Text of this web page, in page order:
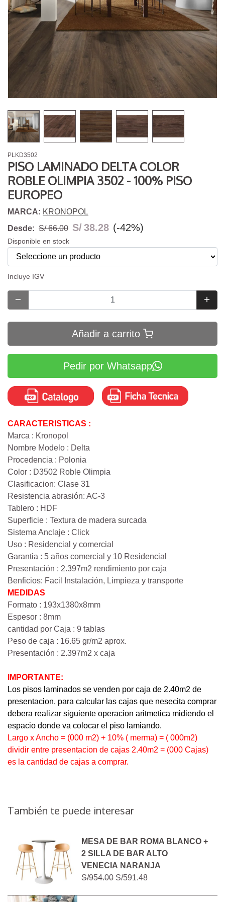
PLKD3502
PISO LAMINADO DELTA COLOR
ROBLE OLIMPIA 3502 - 100% PISO
EUROPEO
MARCA: KRONOPOL
Desde: S/ 66.00 S/38.28 (-42%)
Disponible en stock
Incluye IGV
Añadir a carrito
Pedir por Whatsapp
CARACTERISTICAS :
Marca : Kronopol
Nombre Modelo : Delta
Procedencia : Polonia
Color : D3502 Roble Olimpia
Clasificacion: Clase 31
Resistencia abrasión: AC-3
Tablero : HDF
Superficie : Textura de madera surcada
Sistema Anclaje : Click
Uso : Residencial y comercial
Garantia : 5 años comercial y 10 Residencial
Presentación : 2.397m2 rendimiento por caja
Benficios: Facil Instalación, Limpieza y transporte
MEDIDAS
Formato : 193x1380x8mm
Espesor : 8mm
cantidad por Caja : 9 tablas
Peso de caja : 16.65 gr/m2 aprox.
Presentación : 2.397m2 x caja
IMPORTANTE:
Los pisos laminados se venden por caja de 2.40m2 de
presentacion, para calcular las cajas que nesecita comprar
debera realizar siguiente operacion aritmetica midiendo el
espacio donde va colocar el piso lamiando.
Largo x Ancho = (000 m2) + 10% ( merma) = ( 000m2)
dividir entre presentacion de cajas 2.40m2 = (000 Cajas)
es la cantidad de cajas a comprar.
También te puede interesar
MESA DE BAR ROMA BLANCO +
2 SILLA DE BAR ALTO
VENECIA NARANJA
S/954.00S/591.48